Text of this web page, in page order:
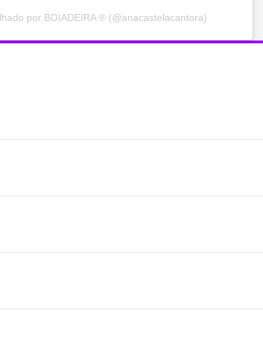
por BOIADEIRA ® (@anacastelacantora)